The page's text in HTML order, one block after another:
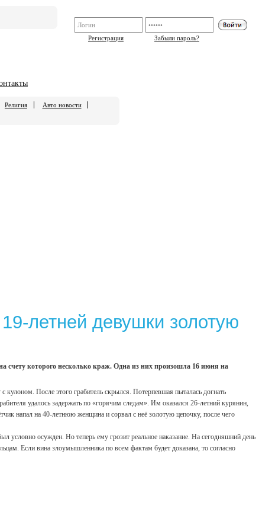
Регистрация
Забыли пароль?
Религия
Авто новости
летней девушки золотую
счету которого несколько краж. Одна из них произошла 16 июня на
После этого грабитель скрылся. Потерпевшая пыталась догнать
удалось задержать по «горячим следам». Им оказался 26-летний курянин,
напал на 40-летнюю женщина и сорвал с неё золотую цепочку, после чего
осужден. Но теперь ему грозит реальное наказание. На сегодняшний день
Если вина злоумышленника по всем фактам будет доказана, то согласно